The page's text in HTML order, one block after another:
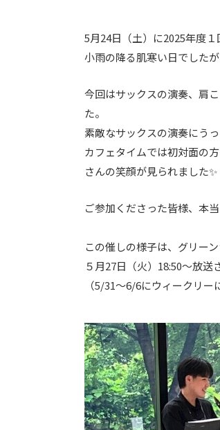
5月24日（土）に2025年度
小雨の降る肌寒い日でした
今回はサックスの演奏、肩
た。
素敵なサックスの演奏にう
カフェタイムでは初対面の
さんの笑顔が見られました✨
ご参加くださった皆様、本
この催しの様子は、グリー
５月27日（火）18:50～放送
（5/31～6/6にウィークリー